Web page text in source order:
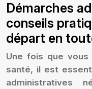
Démarches
conseils
départ en
Une fois que
santé, il est
administratives